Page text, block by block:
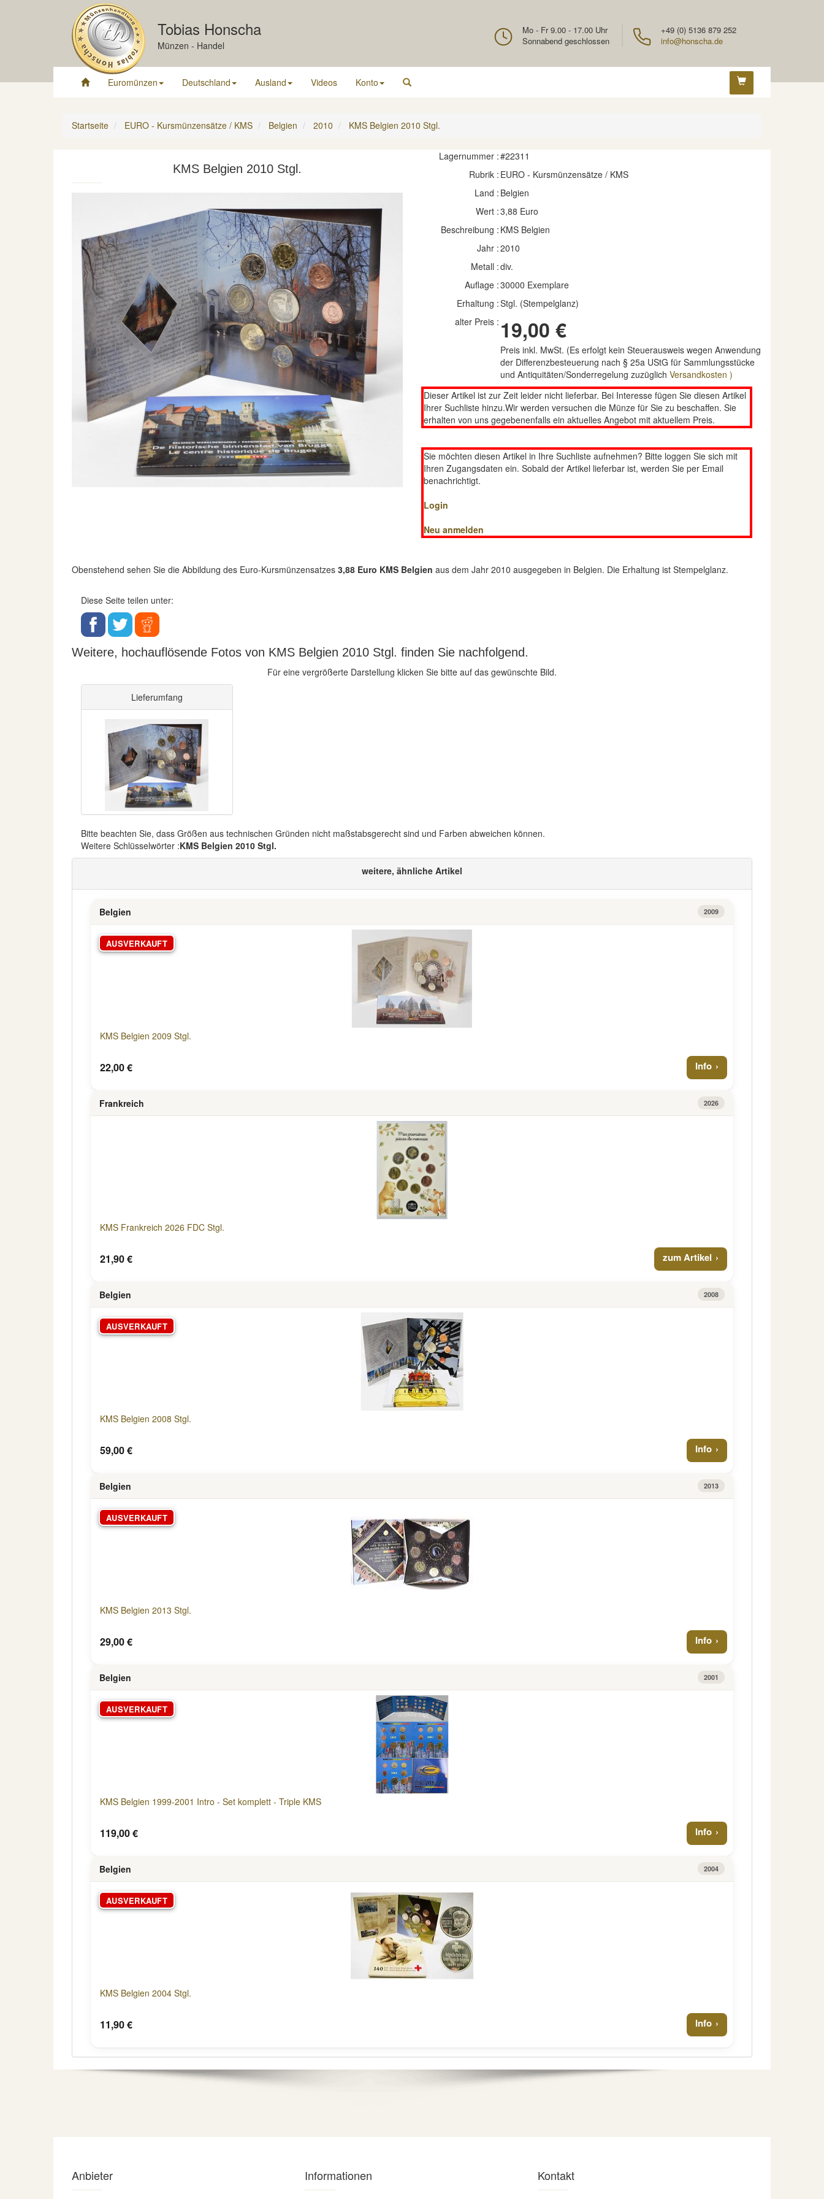
Tobias Honscha
Münzen - Handel
+49 (0) 5136 879 252
info@honscha.de
Mo - Fr 9.00 - 17.00 Uhr
Sonnabend geschlossen
Euromünzen Deutschland Ausland Videos Konto
Startseite EURO - Kursmünzensätze / KMS Belgien 2010 KMS Belgien 2010 Stgl.
KMS Belgien 2010 Stgl.
Lagernummer :#22311
Rubrik : EURO - Kursmünzensätze / KMS
Land : Belgien
Wert :3,88 Euro
Beschreibung : KMS Belgien
Jahr :2010
Metall :div.
Auflage :30000 Exemplare
Erhaltung :Stgl. (Stempelglanz)
alter Preis : 19,00 €
Preis inkl. MwSt. (Es erfolgt kein Steuerausweis wegen Anwendung
der Differenzbesteuerung nach § 25a UStG für Sammlungsstücke
und Antiquitäten/Sonderregelung zuzüglich Versandkosten )
Dieser Artikel ist zur Zeit leider nicht lieferbar. Bei Interesse fügen Sie diesen Artikel
Ihrer Suchliste hinzu.Wir werden versuchen die Münze für Sie zu beschaffen. Sie
erhalten von uns gegebenenfalls ein aktuelles Angebot mit aktuellem Preis.
Sie möchten diesen Artikel in Ihre Suchliste aufnehmen? Bitte loggen Sie sich mit
Ihren Zugangsdaten ein. Sobald der Artikel lieferbar ist, werden Sie per Email
benachrichtigt.
Login
Neu anmelden
Obenstehend sehen Sie die Abbildung des Euro-Kursmünzensatzes 3,88 Euro KMS Belgien aus dem Jahr 2010 ausgegeben in Belgien. Die Erhaltung ist Stempelglanz.
Diese Seite teilen unter:
Weitere, hochauflösende Fotos von KMS Belgien 2010 Stgl. finden Sie nachfolgend.
Für eine vergrößerte Darstellung klicken Sie bitte auf das gewünschte Bild.
Lieferumfang
Bitte beachten Sie, dass Größen aus technischen Gründen nicht maßstabsgerecht sind und Farben abweichen können.
Weitere Schlüsselwörter :KMS Belgien 2010 Stgl.
weitere, ähnliche Artikel
Belgien 2009
AUSVERKAUFT
KMS Belgien 2009 Stgl.
22,00 € Info
Frankreich 2026
KMS Frankreich 2026 FDC Stgl.
21,90 € zum Artikel
Belgien 2008
AUSVERKAUFT
KMS Belgien 2008 Stgl.
59,00 € Info
Belgien 2013
AUSVERKAUFT
KMS Belgien 2013 Stgl.
29,00 € Info
Belgien 2001
AUSVERKAUFT
KMS Belgien 1999-2001 Intro - Set komplett - Triple KMS
119,00 € Info
Belgien 2004
AUSVERKAUFT
KMS Belgien 2004 Stgl.
11,90 € Info
Anbieter Informationen Kontakt